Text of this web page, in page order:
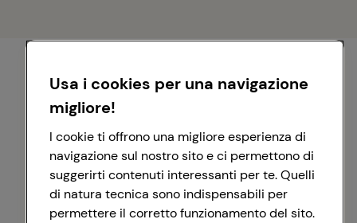
Usa i cookies per una navigazione
migliore!
I cookie ti offrono una migliore esperienza di
navigazione sul nostro sito e ci permettono di
suggerirti contenuti interessanti per te. Quelli
di natura tecnica sono indispensabili per
permettere il corretto funzionamento del sito.